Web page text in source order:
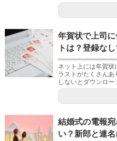
年賀状で上司
トは？登録な
ネット上には年賀状
ラストがたくさん
しないとダウンロ
結婚式の電報
い？新郎と連